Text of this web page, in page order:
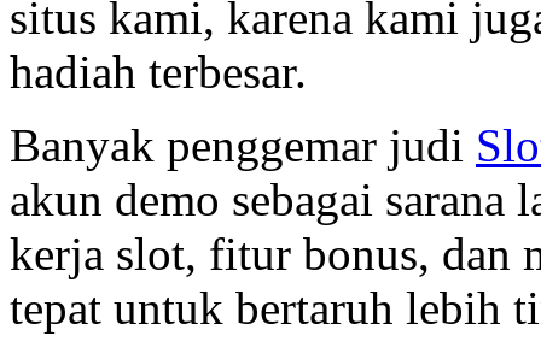
situs kami, karena kami
hadiah terbesar.
Banyak penggemar judi
akun demo sebagai sarana
kerja slot, fitur bonus, dan
tepat untuk bertaruh lebih